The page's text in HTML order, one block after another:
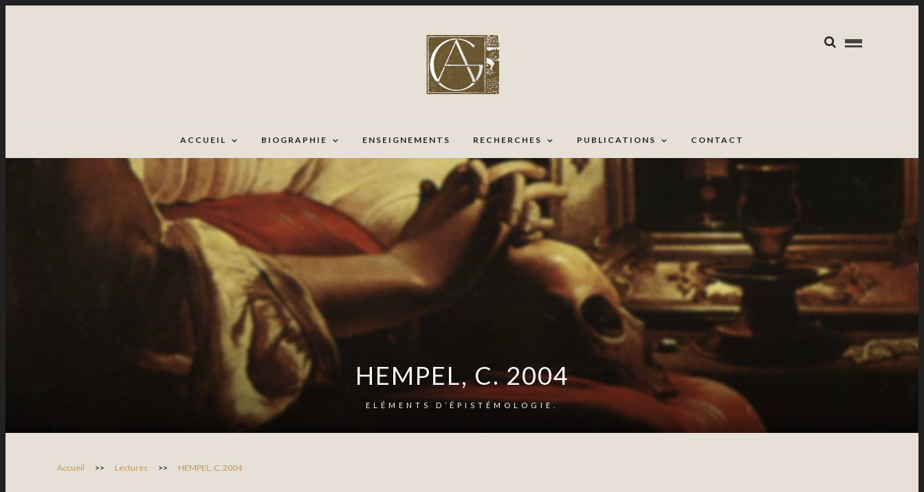
ACCUEIL BIOGRAPHIE ENSEIGNEMENTS RECHERCHES PUBLICATIONS CONTACT
HEMPEL, C. 2004
ELÉMENTS D’ÉPISTÉMOLOGIE.
Accueil >> Lectures >> HEMPEL, C. 2004